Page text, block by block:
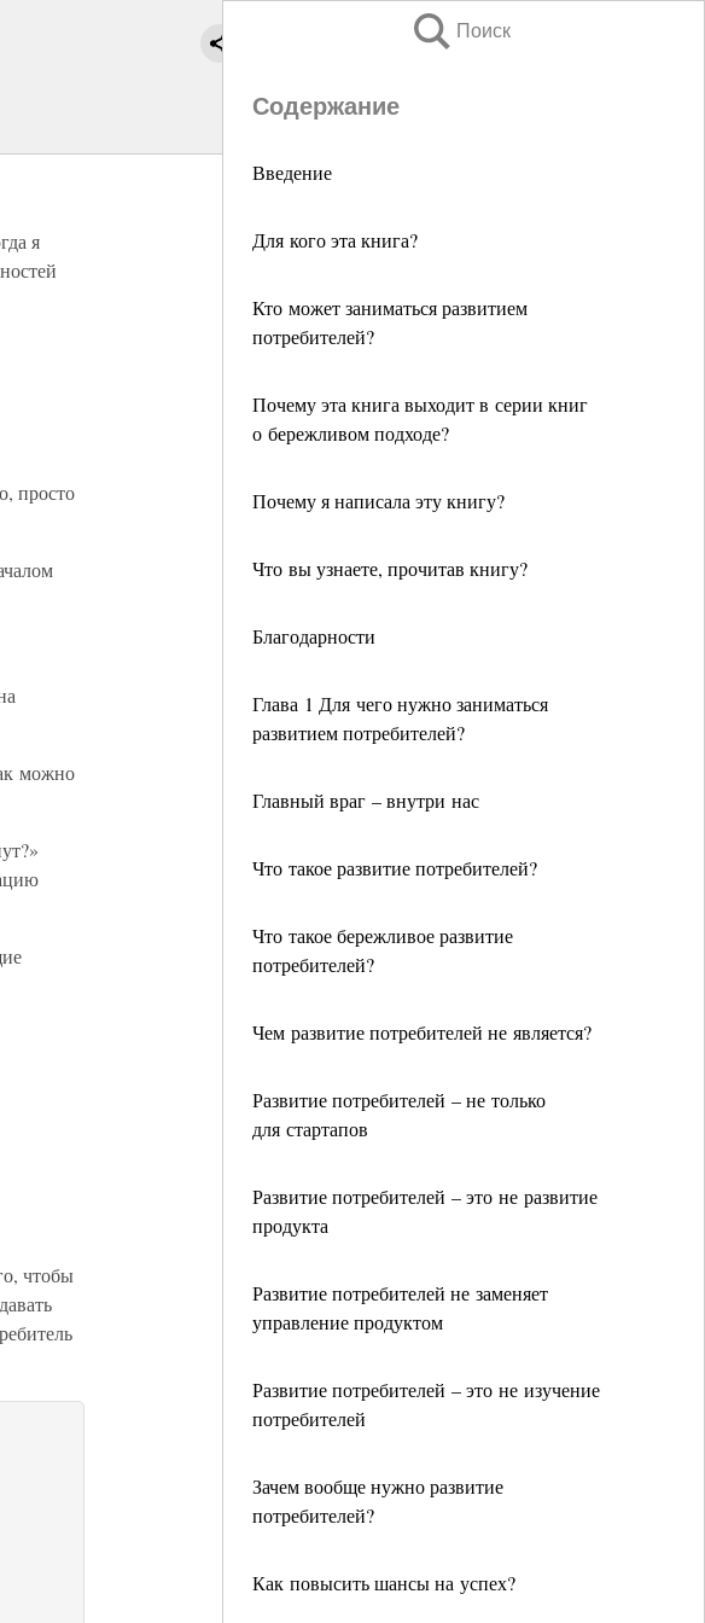
Поиск
Содержание
Введение
Для кого эта книга?
Кто может заниматься развитием
потребителей?
Почему эта книга выходит в серии книг
о бережливом подходе?
Почему я написала эту книгу?
Что вы узнаете, прочитав книгу?
Благодарности
Глава 1 Для чего нужно заниматься
развитием потребителей?
Главный враг – внутри нас
Что такое развитие потребителей?
Что такое бережливое развитие
потребителей?
Чем развитие потребителей не является?
Развитие потребителей – не только
для стартапов
Развитие потребителей – это не развитие
продукта
Развитие потребителей не заменяет
управление продуктом
Развитие потребителей – это не изучение
потребителей
Зачем вообще нужно развитие
потребителей?
Как повысить шансы на успех?
я
просто
можно
чтобы